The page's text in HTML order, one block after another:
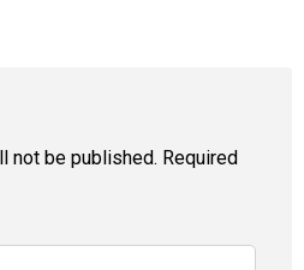
not be published. Required